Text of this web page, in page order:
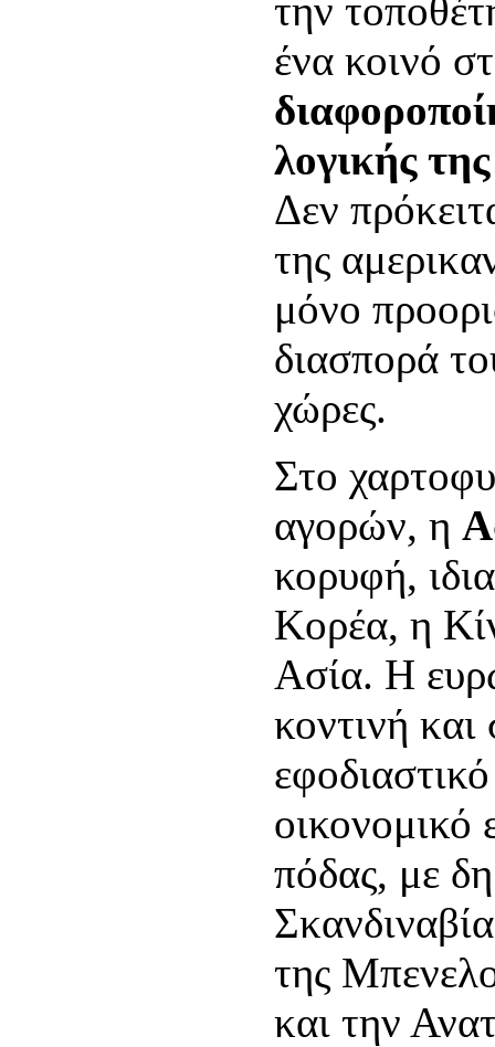
την
ένα κοινό
λογικής
Δεν
της
μόνο
διασπορά
χώρες.
Στο
αγορών, η
κορυφή,
Κορέα, η
Ασία. Η
κοντινή
οικονομικό
πόδας, με
της
και την